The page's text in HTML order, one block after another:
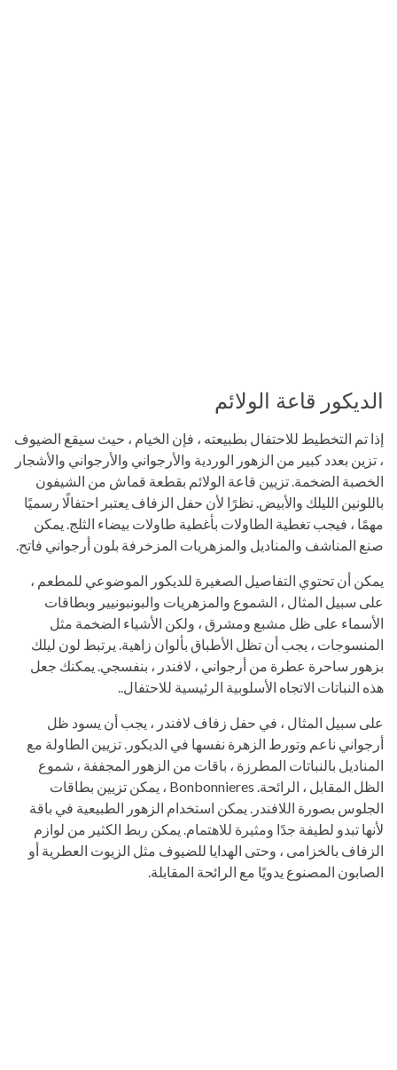
الديكور قاعة الولائم
إذا تم التخطيط للاحتفال بطبيعته ، فإن الخيام ، حيث سيقع الضيوف
، تزين بعدد كبير من الزهور الوردية والأرجواني والأرجواني والأشجار
الخصبة الضخمة. تزيين قاعة الولائم بقطعة قماش من الشيفون
باللونين الليلك والأبيض. نظرًا لأن حفل الزفاف يعتبر احتفالًا رسميًا
مهمًا ، فيجب تغطية الطاولات بأغطية طاولات بيضاء الثلج. يمكن
صنع المناشف والمناديل والمزهريات المزخرفة بلون أرجواني فاتح.
يمكن أن تحتوي التفاصيل الصغيرة للديكور الموضوعي للمطعم ،
على سبيل المثال ، الشموع والمزهريات والبونبونيير وبطاقات
الأسماء على ظل مشبع ومشرق ، ولكن الأشياء الضخمة مثل
المنسوجات ، يجب أن تظل الأطباق بألوان زاهية. يرتبط لون ليلك
بزهور ساحرة عطرة من أرجواني ، لافندر ، بنفسجي. يمكنك جعل
هذه النباتات الاتجاه الأسلوبية الرئيسية للاحتفال..
على سبيل المثال ، في حفل زفاف لافندر ، يجب أن يسود ظل
أرجواني ناعم وتورط الزهرة نفسها في الديكور. تزيين الطاولة مع
المناديل بالنباتات المطرزة ، باقات من الزهور المجففة ، شموع
الظل المقابل ، الرائحة. Bonbonnieres ، يمكن تزيين بطاقات
الجلوس بصورة اللافندر. يمكن استخدام الزهور الطبيعية في باقة
لأنها تبدو لطيفة جدًا ومثيرة للاهتمام. يمكن ربط الكثير من لوازم
الزفاف بالخزامى ، وحتى الهدايا للضيوف مثل الزيوت العطرية أو
الصابون المصنوع يدويًا مع الرائحة المقابلة.